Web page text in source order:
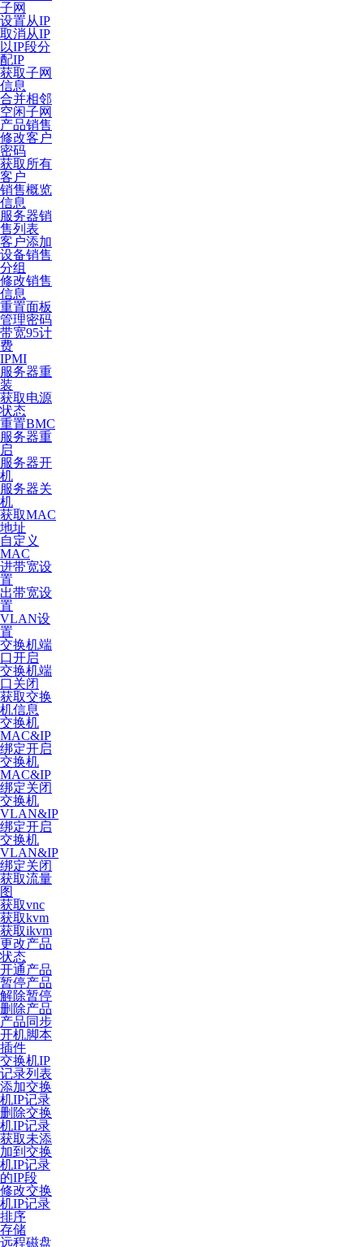
子网
设置从IP
取消从IP
以IP段分
配IP
获取子网
信息
合并相邻
空闲子网
产品销售
修改客户
密码
获取所有
客户
销售概览
信息
服务器销
售列表
客户添加
设备销售
分组
修改销售
信息
重置面板
管理密码
带宽95计
费
IPMI
服务器重
装
获取电源
状态
重置BMC
服务器重
启
服务器开
机
服务器关
机
获取MAC
地址
自定义
MAC
进带宽设
置
出带宽设
置
VLAN设
置
交换机端
口开启
交换机端
口关闭
获取交换
机信息
交换机
MAC&IP
绑定开启
交换机
MAC&IP
绑定关闭
交换机
VLAN&IP
绑定开启
交换机
VLAN&IP
绑定关闭
获取流量
图
获取vnc
获取kvm
获取ikvm
更改产品
状态
开通产品
暂停产品
解除暂停
删除产品
产品同步
开机脚本
插件
交换机IP
记录列表
添加交换
机IP记录
删除交换
机IP记录
获取未添
加到交换
机IP记录
的IP段
修改交换
机IP记录
排序
存储
远程磁盘